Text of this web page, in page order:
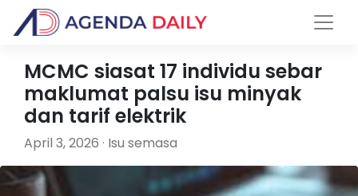
MCMC siasat 17 individu sebar
maklumat palsu isu minyak
dan tarif elektrik
April 3, 2026 · Isu semasa